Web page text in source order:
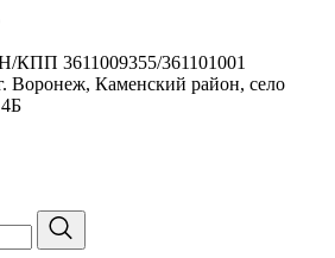
3611009355/361101001
Воронеж, Каменский район, село